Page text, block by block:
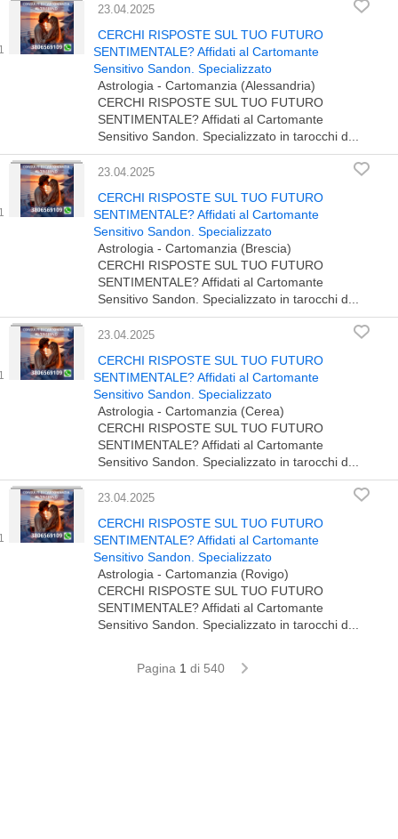
23.04.2025
CERCHI RISPOSTE SUL TUO FUTURO
SENTIMENTALE? Affidati al Cartomante
Sensitivo Sandon. Specializzato
Astrologia - Cartomanzia (Alessandria)
CERCHI RISPOSTE SUL TUO FUTURO
SENTIMENTALE? Affidati al Cartomante
Sensitivo Sandon. Specializzato in tarocchi d...
23.04.2025
CERCHI RISPOSTE SUL TUO FUTURO
SENTIMENTALE? Affidati al Cartomante
Sensitivo Sandon. Specializzato
Astrologia - Cartomanzia (Brescia)
CERCHI RISPOSTE SUL TUO FUTURO
SENTIMENTALE? Affidati al Cartomante
Sensitivo Sandon. Specializzato in tarocchi d...
23.04.2025
CERCHI RISPOSTE SUL TUO FUTURO
SENTIMENTALE? Affidati al Cartomante
Sensitivo Sandon. Specializzato
Astrologia - Cartomanzia (Cerea)
CERCHI RISPOSTE SUL TUO FUTURO
SENTIMENTALE? Affidati al Cartomante
Sensitivo Sandon. Specializzato in tarocchi d...
23.04.2025
CERCHI RISPOSTE SUL TUO FUTURO
SENTIMENTALE? Affidati al Cartomante
Sensitivo Sandon. Specializzato
Astrologia - Cartomanzia (Rovigo)
CERCHI RISPOSTE SUL TUO FUTURO
SENTIMENTALE? Affidati al Cartomante
Sensitivo Sandon. Specializzato in tarocchi d...
Pagina 1 di 540